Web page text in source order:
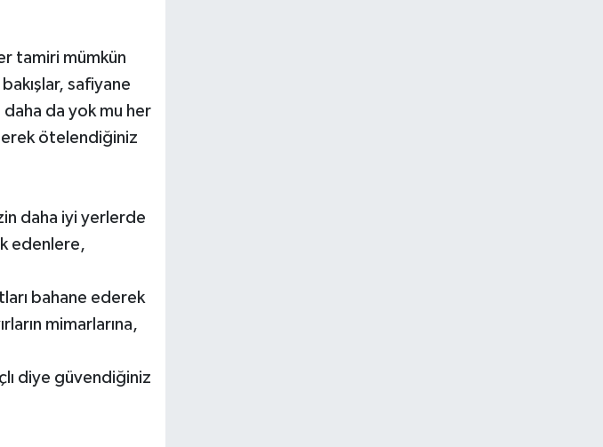
tamiri mümkün
safiyane
daha da yok mu her
ötelendiğiniz
daha iyi yerlerde
edenlere,
bahane ederek
mimarlarına,
diye güvendiğiniz